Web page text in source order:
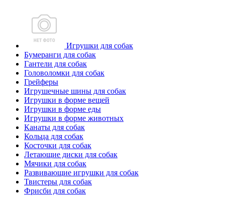
Игрушки для собак
Бумеранги для собак
Гантели для собак
Головоломки для собак
Грейферы
Игрушечные шины для собак
Игрушки в форме вещей
Игрушки в форме еды
Игрушки в форме животных
Канаты для собак
Кольца для собак
Косточки для собак
Летающие диски для собак
Мячики для собак
Развивающие игрушки для собак
Твистеры для собак
Фрисби для собак